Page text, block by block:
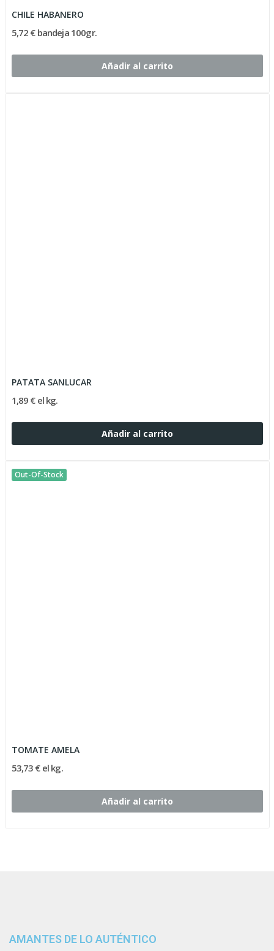
CHILE HABANERO
5,72 € bandeja 100gr.
Añadir al carrito
PATATA SANLUCAR
1,89 € el kg.
Añadir al carrito
Out-Of-Stock
TOMATE AMELA
53,73 € el kg.
Añadir al carrito
AMANTES DE LO AUTÉNTICO